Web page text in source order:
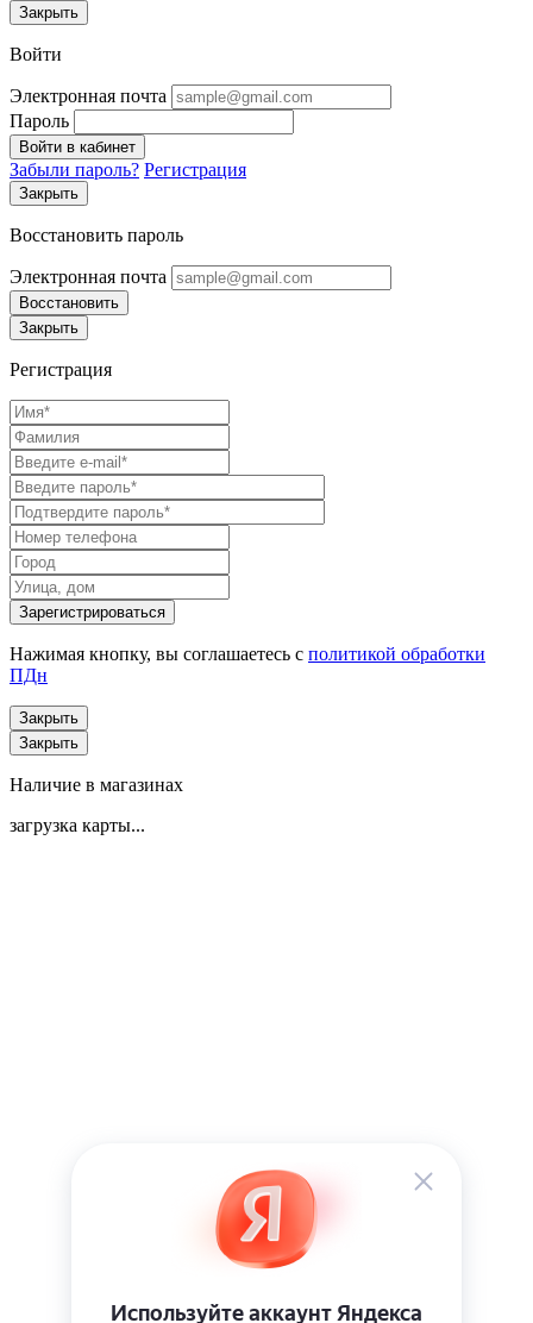
Закрыть
Войти
Электронная почта
Пароль
Войти в кабинет
Забыли пароль? Регистрация
Закрыть
Восстановить пароль
Электронная почта
Восстановить
Закрыть
Регистрация
Нажимая кнопку, вы соглашаетесь с политикой обработки
ПДн
Закрыть
Закрыть
Наличие в магазинах
загрузка карты...